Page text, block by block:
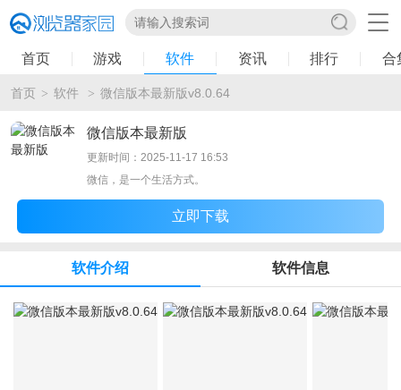
首页 游戏 软件 资讯 排行 合
首页 > 软件 > 微信版本最新版v8.0.64
微信版本最新版
更新时间：2025-11-17 16:53
微信，是一个生活方式。
立即下载
软件介绍 软件信息